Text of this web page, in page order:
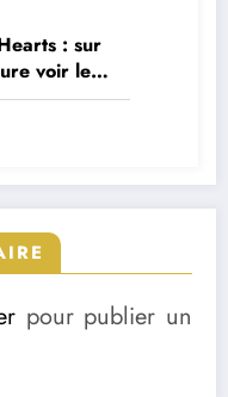
: sur
voir le
pour publier un